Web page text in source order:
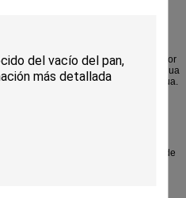
el compresor,
válvula de la extensión, ect del secador
es condensar el vapor de agua
evitar la saturación del vapor de agua.
vapor de agua satura y entonces la
de la producción.
se asegura de que la máquina
cargamento parcial. La temperatura de
sin la congelación de las verduras
en el sistema, y todos los
considerar en la exhibición.